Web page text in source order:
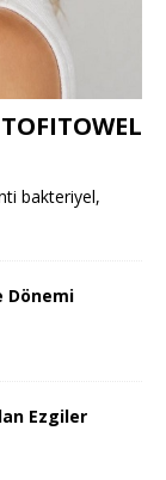
bakteriyel,
Dönemi
Ezgiler